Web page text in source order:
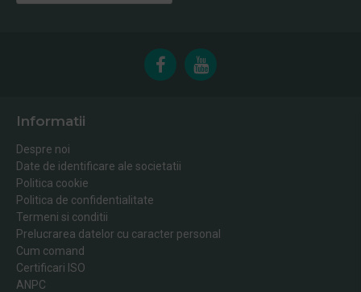
Informatii
Despre noi
Date de identificare ale societatii
Politica cookie
Politica de confidentialitate
Termeni si conditii
Prelucrarea datelor cu caracter personal
Cum comand
Certificari ISO
ANPC